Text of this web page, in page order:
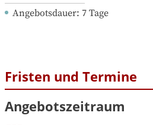
Angebotsdauer: 7 Tage
Fristen und Termine
Angebotszeitraum